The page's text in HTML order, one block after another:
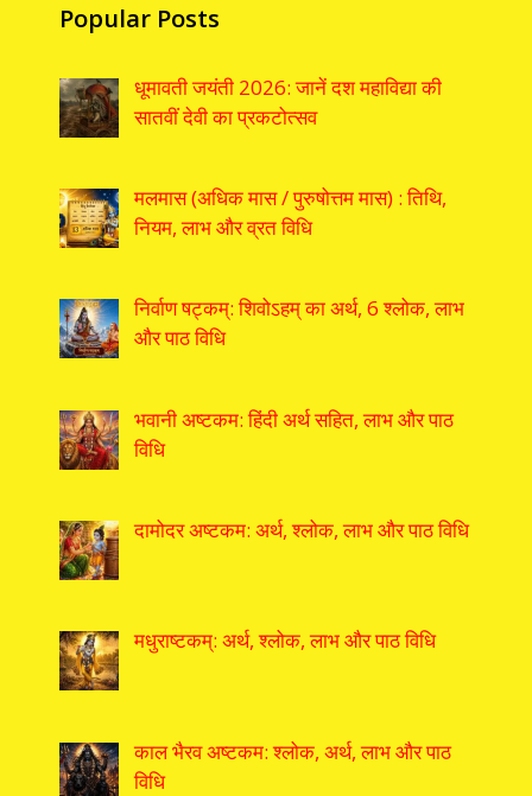
Popular Posts
धूमावती जयंती 2026: जानें दश महाविद्या की
सातवीं देवी का प्रकटोत्सव
मलमास (अधिक मास / पुरुषोत्तम मास) : तिथि,
नियम, लाभ और व्रत विधि
निर्वाण षट्कम्: शिवोऽहम् का अर्थ, 6 श्लोक, लाभ
और पाठ विधि
भवानी अष्टकम: हिंदी अर्थ सहित, लाभ और पाठ
विधि
दामोदर अष्टकम: अर्थ, श्लोक, लाभ और पाठ विधि
मधुराष्टकम्: अर्थ, श्लोक, लाभ और पाठ विधि
काल भैरव अष्टकम: श्लोक, अर्थ, लाभ और पाठ
विधि